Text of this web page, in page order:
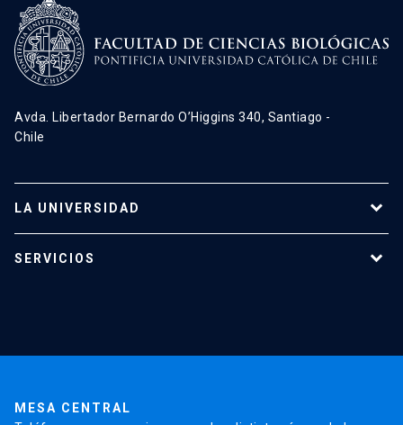
Avda. Libertador Bernardo O’Higgins 340, Santiago -
Chile
LA UNIVERSIDAD
SERVICIOS
MESA CENTRAL